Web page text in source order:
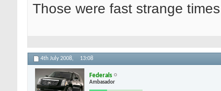
Those were fast strange
4th July 2008, 13:08
Federals
Ambasador